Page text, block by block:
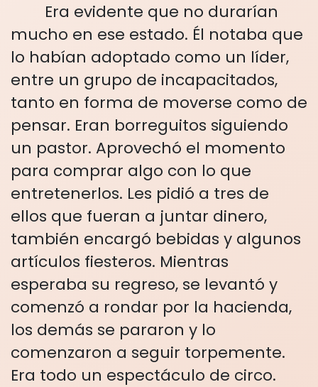
Era evidente que no durarían
mucho en ese estado. Él notaba que
lo habían adoptado como un líder,
entre un grupo de incapacitados,
tanto en forma de moverse como de
pensar. Eran borreguitos siguiendo
un pastor. Aprovechó el momento
para comprar algo con lo que
entretenerlos. Les pidió a tres de
ellos que fueran a juntar dinero,
también encargó bebidas y algunos
artículos fiesteros. Mientras
esperaba su regreso, se levantó y
comenzó a rondar por la hacienda,
los demás se pararon y lo
comenzaron a seguir torpemente.
Era todo un espectáculo de circo.